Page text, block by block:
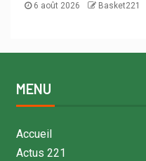
6 août 2026 Basket221
MENU
Accueil
Actus 221